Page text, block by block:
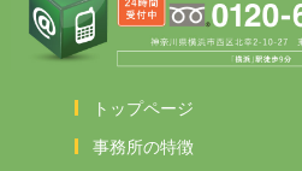
トップページ
事務所の特徴